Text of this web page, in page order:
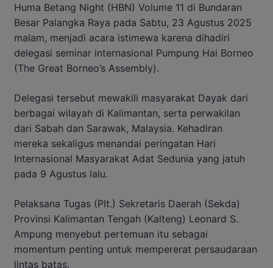
Huma Betang Night (HBN) Volume 11 di Bundaran
Besar Palangka Raya pada Sabtu, 23 Agustus 2025
malam, menjadi acara istimewa karena dihadiri
delegasi seminar internasional Pumpung Hai Borneo
(The Great Borneo’s Assembly).
Delegasi tersebut mewakili masyarakat Dayak dari
berbagai wilayah di Kalimantan, serta perwakilan
dari Sabah dan Sarawak, Malaysia. Kehadiran
mereka sekaligus menandai peringatan Hari
Internasional Masyarakat Adat Sedunia yang jatuh
pada 9 Agustus lalu.
Pelaksana Tugas (Plt.) Sekretaris Daerah (Sekda)
Provinsi Kalimantan Tengah (Kalteng) Leonard S.
Ampung menyebut pertemuan itu sebagai
momentum penting untuk mempererat persaudaraan
lintas batas.